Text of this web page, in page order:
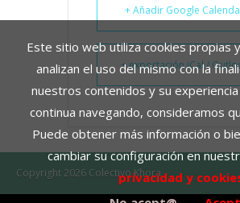
Este sitio web utiliza cookies propias
analizan el uso del mismo con la
nuestros contenidos y su experiencia
continua navegando, consideramos
Puede obtener más información o
cambiar su configuración en
privacidad y
+ Añadir Google
+ exportación iCal /
Copyright 2026 Colectivo Khora